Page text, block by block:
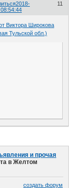
11
2018-
Виктора Широкова
Тульской обл.)
и прочая
в Желтом
создать форум